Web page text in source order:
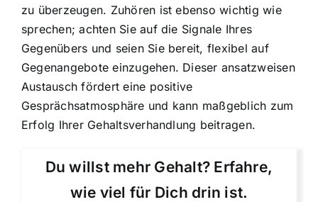
zu überzeugen. Zuhören ist ebenso wichtig wie
sprechen; achten Sie auf die Signale Ihres
Gegenübers und seien Sie bereit, flexibel auf
Gegenangebote einzugehen. Dieser ansatzweisen
Austausch fördert eine positive
Gesprächsatmosphäre und kann maßgeblich zum
Erfolg Ihrer Gehaltsverhandlung beitragen.
Du willst mehr Gehalt? Erfahre,
wie viel für Dich drin ist.